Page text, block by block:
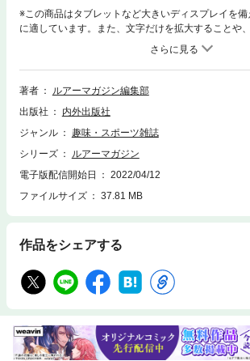
※この商品はタブレットなど大きいディスプレイを備
に適しています。また、文字だけを拡大することや
ト、検索、辞書の参照、引用などの機能が使用でき
ン2017年4月号【CONTENTS】川村光大郎独立。
田学in琵琶湖（滋賀県）世界記録更新について い
也＆加木屋守In北浦水系（茨城・千葉県）センドウ
ス管理釣り場in北関東ドラマチックハンター俺たちの
０１回ドラハンロッド入魂ツアー旅トリップ！ガレ
イト２０１７ＪＢトップ５０・２０１７シーズンＳ
くルアー開発とトーナメントの関係LMスクープスペ
じ いっかいめ：ピアスフックシリーズマスビギ！
のエリアトラウトお楽しみ研究所高田能史vol.2クラ
リセツ第21回 シャッド 講師：岡 友成バスビギ!!
著者
ルアーマガジン編集部
出版社
内外出版社
ジャンル
趣味・スポーツ雑誌
シリーズ
ルアーマガジン
電子版配信開始日
2022/04/12
ファイルサイズ
37.81 MB
作品をシェアする